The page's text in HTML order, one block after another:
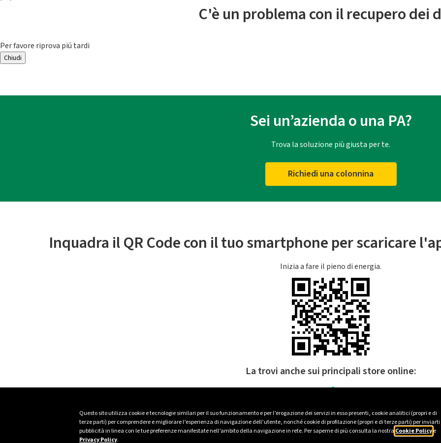
Questo sito utilizza cookie e tecnologie similari per il suo funzionamento e per l’erogazione dei servizi in esso presenti, cookie analitici (propri e di
terze parti) per comprendere e migliorare l’esperienza di navigazione dell’utente, nonché cookie di profilazione (propri e di terze parti) per inviarti
pubblicità in linea con le tue preferenze manifestate nell’ambito della navigazione in rete. Per saperne di più consulta la nostra Cookie Policye
Privacy Policy.
C'è un problema con il recupero dei
Per favore riprova piú tardi
Chiudi
Sei un’azienda o una PA?
Trova la soluzione più giusta per te.
Richiedi una colonnina
Inquadra il QR Code con il tuo smartphone per scaricare
Inizia a fare il pieno di energia.
La trovi anche sui principali store online: